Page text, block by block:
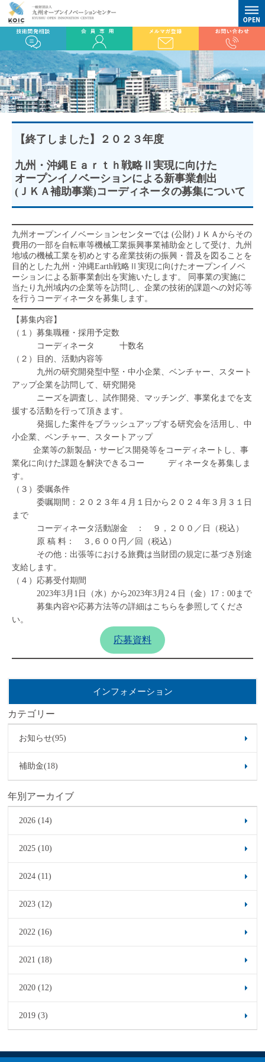
【終了しました】２０２３年度
九州・沖縄Ｅａｒｔｈ戦略Ⅱ実現に向けた
オープンイノベーションによる新事業創出
(ＪＫＡ補助事業)コーディネータの募集について
九州オープンイノベーションセンターでは (公財)ＪＫＡからその
費用の一部を自転車等機械工業振興事業補助金として受け、九州
地域の機械工業を初めとする産業技術の振興・普及を図ることを
目的とした九州・沖縄Earth戦略Ⅱ実現に向けたオープンイノベ
ーションによる新事業創出を実施いたします。 同事業の実施に
当たり九州域内の企業等を訪問し、企業の技術的課題への対応等
を行うコーディネータを募集します。
【募集内容】
（１）募集職種・採用予定数
コーディネータ 十数名
（２）目的、活動内容等
九州の研究開発型中堅・中小企業、ベンチャー、スタート
アップ企業を訪問して、研究開発
ニーズを調査し、試作開発、マッチング、事業化までを支
援する活動を行って頂きます。
発掘した案件をブラッシュアップする研究会を活用し、中
小企業、ベンチャー、スタートアップ
企業等の新製品・サービス開発等をコーディネートし、事
業化に向けた課題を解決できるコー ディネータを募集しま
す。
（３）委嘱条件
委嘱期間：２０２３年４月１日から２０２４年３月３１日
まで
コーディネータ活動謝金 ： ９，２００／日（税込）
原 稿 料： ３,６００円／回（税込）
その他：出張等における旅費は当財団の規定に基づき別途
支給します。
（４）応募受付期間
2023年3月1日（水）から2023年3月2４日（金）17：00まで
募集内容や応募方法等の詳細はこちらを参照してくださ
い。
応募資料
インフォメーション
カテゴリー
お知らせ(95)
補助金(18)
年別アーカイブ
2026 (14)
2025 (10)
2024 (11)
2023 (12)
2022 (16)
2021 (18)
2020 (12)
2019 (3)